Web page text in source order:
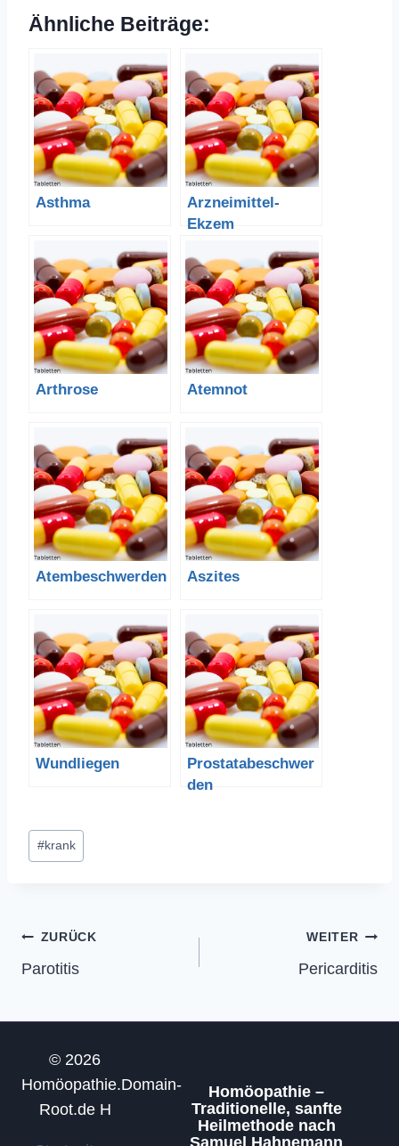
Ähnliche Beiträge:
Asthma
Arzneimittel-
Ekzem
Arthrose Atemnot
Atembeschwerden Aszites
Wundliegen
Prostatabeschwer
den
Schlagworte:
#krank
Beitragsnavigation
ZURÜCK
Parotitis
WEITER
Pericarditis
© 2026
Homöopathie.Domain-
Root.de H
Homöopathie –
Traditionelle, sanfte
Heilmethode nach